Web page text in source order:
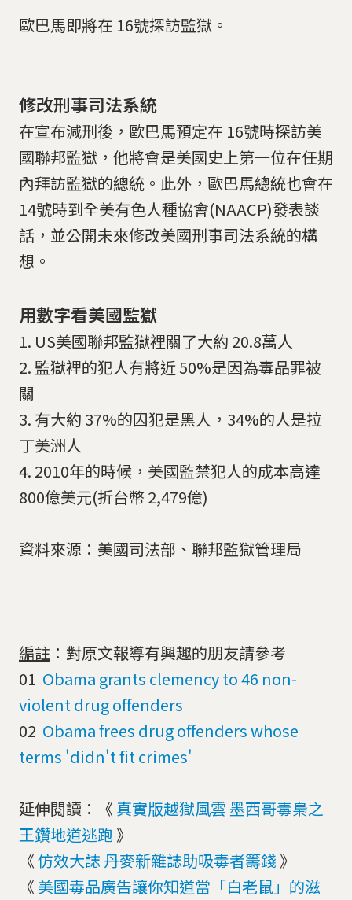
歐巴馬即將在 16號探訪監獄。
修改刑事司法系統
在宣布減刑後，歐巴馬預定在 16號時探訪美
國聯邦監獄，他將會是美國史上第一位在任期
內拜訪監獄的總統。此外，歐巴馬總統也會在
14號時到全美有色人種協會(NAACP)發表談
話，並公開未來修改美國刑事司法系統的構
想。
用數字看美國監獄
1. US美國聯邦監獄裡關了大約 20.8萬人
2. 監獄裡的犯人有將近 50%是因為毒品罪被
關
3. 有大約 37%的囚犯是黑人，34%的人是拉
丁美洲人
4. 2010年的時候，美國監禁犯人的成本高達
800億美元(折台幣 2,479億)
資料來源：美國司法部、聯邦監獄管理局
編註 ：對原文報導有興趣的朋友請參考
01 Obama grants clemency to 46 non-
violent drug offenders
02 Obama frees drug offenders whose
terms 'didn't fit crimes'
延伸閱讀：《 真實版越獄風雲 墨西哥毒梟之
王鑽地道逃跑 》
《仿效大誌 丹麥新雜誌助吸毒者籌錢 》
《 美國毒品廣告讓你知道當「白老鼠」的滋